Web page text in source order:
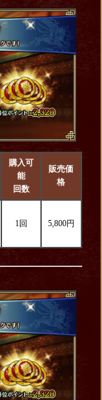
購入可
能
回数
販売価
格
1回 5,800円